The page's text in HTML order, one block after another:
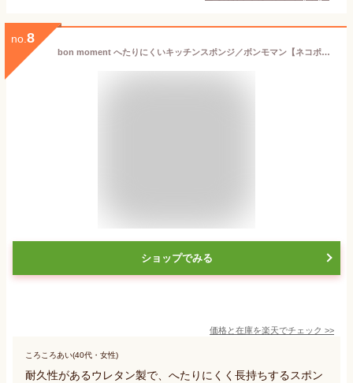
no. 8
bon moment へたりにくいキッチンスポンジ／ボンモマン【ネコポス対応】
ショップでみる
価格と在庫を楽天でチェック >>
ころころあい(40代・女性)
耐久性があるウレタン製で、へたりにくく長持ちするスポン